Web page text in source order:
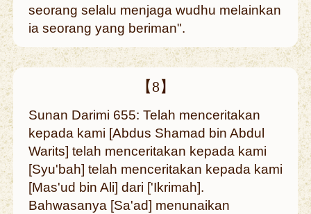
seorang selalu menjaga wudhu melainkan
ia seorang yang beriman".
【8】
Sunan Darimi 655: Telah menceritakan
kepada kami [Abdus Shamad bin Abdul
Warits] telah menceritakan kepada kami
[Syu'bah] telah menceritakan kepada kami
[Mas'ud bin Ali] dari ['Ikrimah].
Bahwasanya [Sa'ad] menunaikan